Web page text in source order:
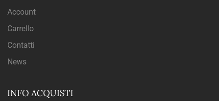
Account
Carrello
Contatti
News
INFO ACQUISTI